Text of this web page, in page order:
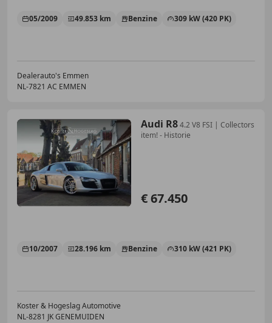
05/2009 49.853 km Benzine 309 kW (420 PK)
Dealerauto's Emmen
NL-7821 AC EMMEN
Audi R84.2 V8 FSI | Collectors
item! - Historie
€ 67.450
10/2007 28.196 km Benzine 310 kW (421 PK)
Koster & Hogeslag Automotive
NL-8281 JK GENEMUIDEN